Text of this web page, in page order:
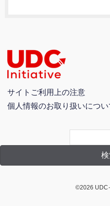
サイトご利用上の注意
個人情報のお取り扱いについ
©2026 UDC